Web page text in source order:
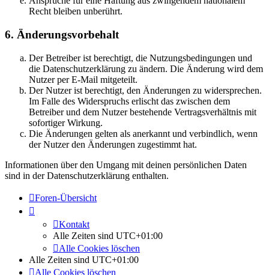
Recht bleiben unberührt.
6. Änderungsvorbehalt
Der Betreiber ist berechtigt, die Nutzungsbedingungen und
die Datenschutzerklärung zu ändern. Die Änderung wird dem
Nutzer per E-Mail mitgeteilt.
Der Nutzer ist berechtigt, den Änderungen zu widersprechen.
Im Falle des Widerspruchs erlischt das zwischen dem
Betreiber und dem Nutzer bestehende Vertragsverhältnis mit
sofortiger Wirkung.
Die Änderungen gelten als anerkannt und verbindlich, wenn
der Nutzer den Änderungen zugestimmt hat.
Informationen über den Umgang mit deinen persönlichen Daten
sind in der Datenschutzerklärung enthalten.
Foren-Übersicht
Kontakt
Alle Zeiten sind UTC+01:00
Alle Cookies löschen
Alle Zeiten sind UTC+01:00
Alle Cookies löschen